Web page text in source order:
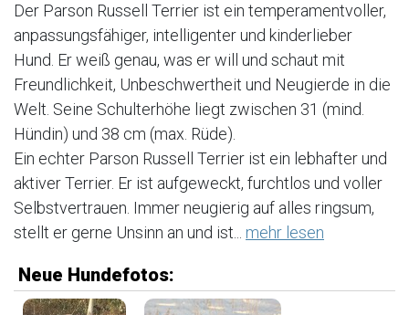
Der Parson Russell Terrier ist ein temperamentvoller,
anpassungsfähiger, intelligenter und kinderlieber
Hund. Er weiß genau, was er will und schaut mit
Freundlichkeit, Unbeschwertheit und Neugierde in die
Welt. Seine Schulterhöhe liegt zwischen 31 (mind.
Hündin) und 38 cm (max. Rüde).
Ein echter Parson Russell Terrier ist ein lebhafter und
aktiver Terrier. Er ist aufgeweckt, furchtlos und voller
Selbstvertrauen. Immer neugierig auf alles ringsum,
stellt er gerne Unsinn an und ist... mehr lesen
Neue Hundefotos: